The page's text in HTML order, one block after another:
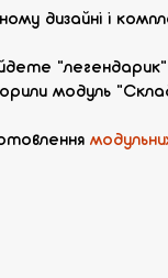
дизайні і
модуль